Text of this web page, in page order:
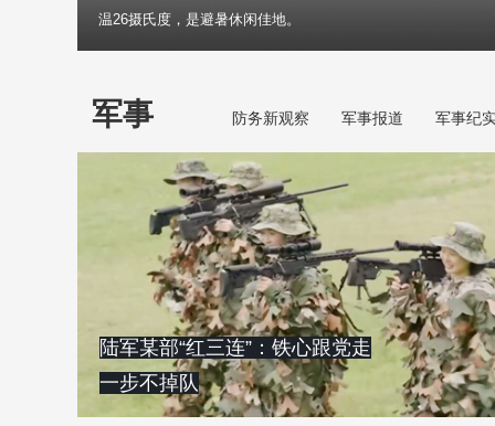
温26摄氏度，是避暑休闲佳地。
军事 防务新观察 军事报道 军事纪
陆军某部“红三连”：铁心跟党走
一步不掉队